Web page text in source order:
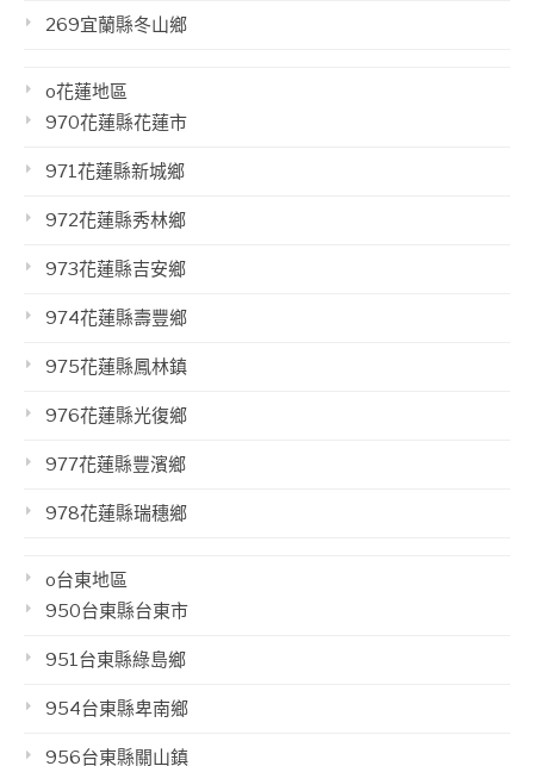
269宜蘭縣冬山鄉
o花蓮地區
970花蓮縣花蓮市
971花蓮縣新城鄉
972花蓮縣秀林鄉
973花蓮縣吉安鄉
974花蓮縣壽豐鄉
975花蓮縣鳳林鎮
976花蓮縣光復鄉
977花蓮縣豐濱鄉
978花蓮縣瑞穗鄉
o台東地區
950台東縣台東市
951台東縣綠島鄉
954台東縣卑南鄉
956台東縣關山鎮